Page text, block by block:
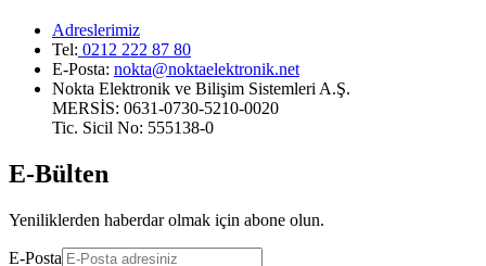
Adreslerimiz
Tel: 0212 222 87 80
E-Posta: nokta@noktaelektronik.net
Nokta Elektronik ve Bilişim Sistemleri A.Ş.
MERSİS: 0631-0730-5210-0020
Tic. Sicil No: 555138-0
E-Bülten
Yeniliklerden haberdar olmak için abone olun.
E-Posta